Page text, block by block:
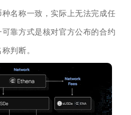
名称一致，实际上无法完成任
靠方式是核对官方公布的合约
判断。